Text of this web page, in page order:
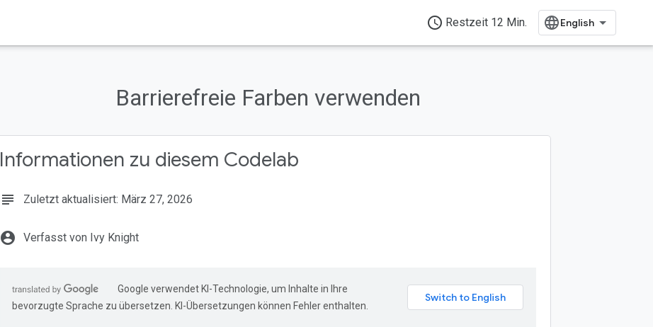
access_time Restzeit 12 Min.
Barrierefreie Farben verwenden
Informationen zu diesem Codelab
subject Zuletzt aktualisiert: März 27, 2026
account_circle Verfasst von Ivy Knight
Google verwendet KI-Technologie, um Inhalte in Ihre
bevorzugte Sprache zu übersetzen. KI-Übersetzungen können Fehler enthalten.